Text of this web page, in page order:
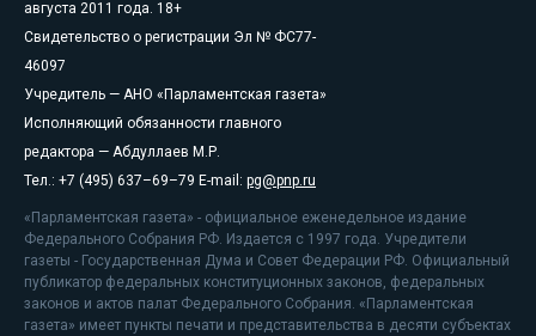
августа 2011 года. 18+
Свидетельство о регистрации Эл № ФС77-
46097
Учредитель — АНО «Парламентская газета»
Исполняющий обязанности главного
редактора — Абдуллаев М.Р.
Тел.: +7 (495) 637–69–79 E-mail: pg@pnp.ru
«Парламентская газета» - официальное еженедельное издание
Федерального Собрания РФ. Издается с 1997 года. Учредители
газеты - Государственная Дума и Совет Федерации РФ. Официальный
публикатор федеральных конституционных законов, федеральных
законов и актов палат Федерального Собрания. «Парламентская
газета» имеет пункты печати и представительства в десяти субъектах